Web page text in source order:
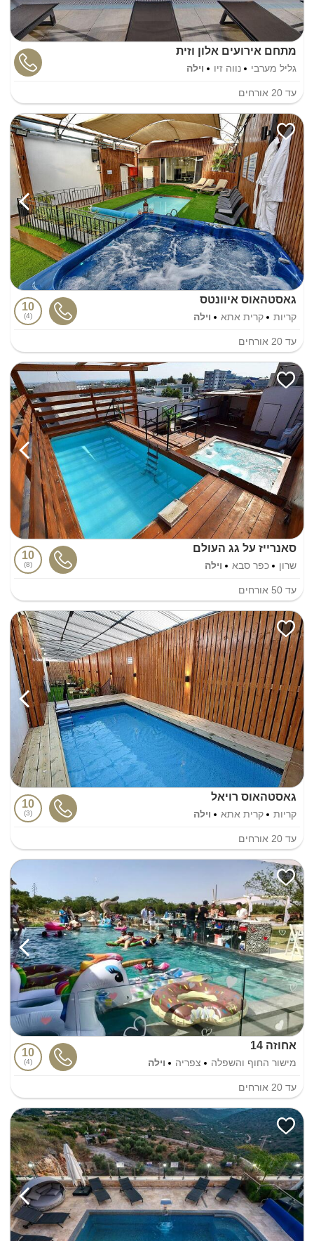
מתחם אירועים אלון וזית
גליל מערבי נווה זיו וילה
עד 20 אורחים
גאסטהאוס איוונטס
קריות קרית אתא וילה
10
4
עד 20 אורחים
סאנרייז על גג העולם
שרון כפר סבא וילה
10
8
עד 50 אורחים
גאסטהאוס רויאל
קריות קרית אתא וילה
10
3
עד 20 אורחים
אחוזה 14
מישור החוף והשפלה צפריה וילה
10
4
עד 20 אורחים